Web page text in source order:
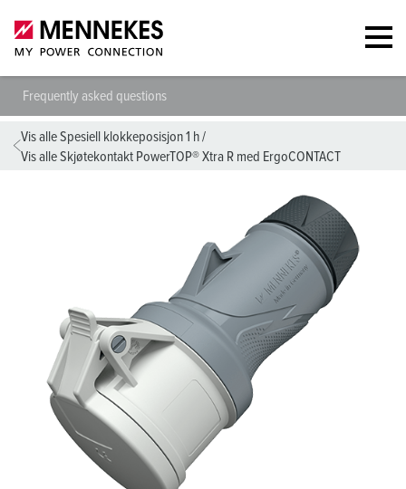
Frequently asked questions
Vis alle Spesiell klokkeposisjon 1 h/
Vis alle Skjøtekontakt PowerTOP® Xtra R med ErgoCONTACT